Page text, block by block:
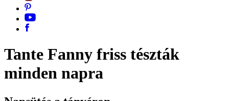
Tante Fanny friss tészták
minden napra